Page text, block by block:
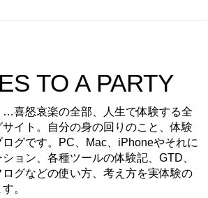
TO A PARTY
…喜怒哀楽の全部、人生で体験する全
イト。自分の身の回りのこと、体験
グです。PC、Mac、iPhoneやそれに
ョン、各種ツールの体験記、GTD、
グなどの使い方、考え方を実体験の
。